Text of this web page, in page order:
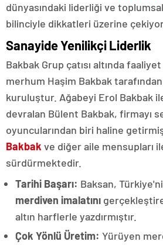
dünyasındaki liderliği ve
bilinciyle dikkatleri üzerine
Sanayide Yenilikçi Liderlik
Bakbak Grup çatısı altında
merhum Haşim Bakbak
kuruluştur. Ağabeyi Erol Bakbak
devralan Bülent Bakbak, firmayı
oyuncularından biri haline
Bakbak ve diğer aile mensupları
sürdürmektedir.
Tarihi Başarı: Baksan,
merdiven imalatını
altın harflerle yazdırmıştır.
Çok Yönlü Üretim: Yürüyen